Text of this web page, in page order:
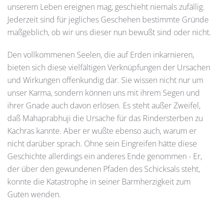
unserem Leben ereignen mag, geschieht niemals zufällig.
Jederzeit sind für jegliches Geschehen bestimmte Gründe
maßgeblich, ob wir uns dieser nun bewußt sind oder nicht.
Den vollkommenen Seelen, die auf Erden inkarnieren,
bieten sich diese vielfältigen Verknüpfungen der Ursachen
und Wirkungen offenkundig dar. Sie wissen nicht nur um
unser Karma, sondern können uns mit ihrem Segen und
ihrer Gnade auch davon erlösen. Es steht außer Zweifel,
daß Mahaprabhuji die Ursache für das Rindersterben zu
Kachras kannte. Aber er wußte ebenso auch, warum er
nicht darüber sprach. Ohne sein Eingreifen hätte diese
Geschichte allerdings ein anderes Ende genommen - Er,
der über den gewundenen Pfaden des Schicksals steht,
konnte die Katastrophe in seiner Barmherzigkeit zum
Guten wenden.